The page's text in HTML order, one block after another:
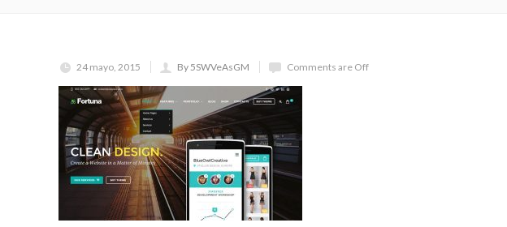
24 mayo, 2015 By 5SWVeAsGM Comments are Off